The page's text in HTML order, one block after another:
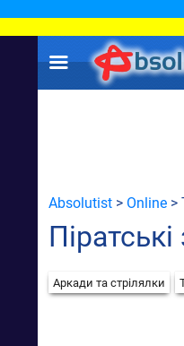
Absolutist > Online >
Аркади та стрілялки